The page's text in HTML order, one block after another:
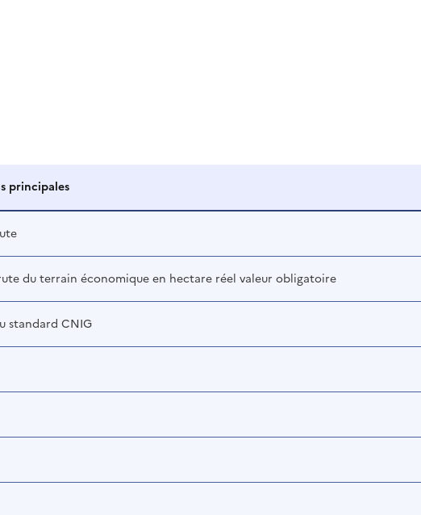
principales
du terrain économique en hectare réel valeur obligatoire
standard CNIG